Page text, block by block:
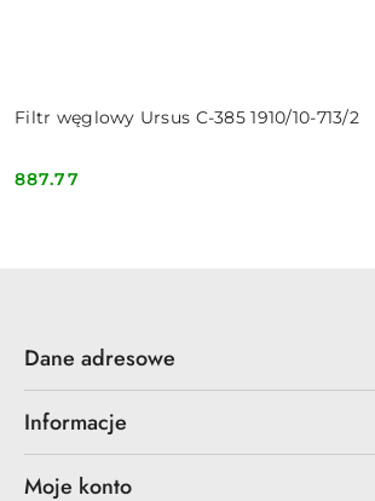
Filtr węglowy Ursus C-385 1910/10-713/2
Cena:
887.77
Dane adresowe
Informacje
Moje konto